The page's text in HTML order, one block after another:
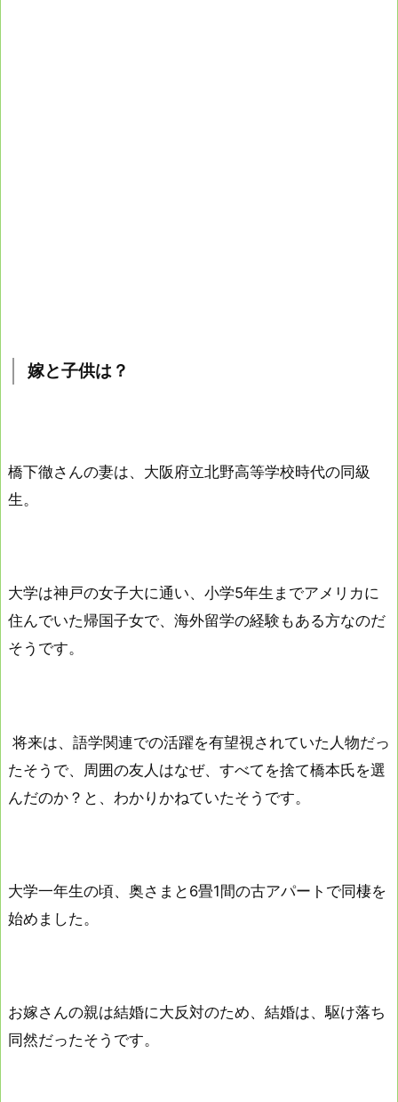
嫁と子供は？
橋下徹さんの妻は、大阪府立北野高等学校時代の同級
生。
大学は神戸の女子大に通い、小学5年生までアメリカに
住んでいた帰国子女で、海外留学の経験もある方なのだ
そうです。
将来は、語学関連での活躍を有望視されていた人物だっ
たそうで、周囲の友人はなぜ、すべてを捨て橋本氏を選
んだのか？と、わかりかねていたそうです。
大学一年生の頃、奥さまと6畳1間の古アパートで同棲を
始めました。
お嫁さんの親は結婚に大反対のため、結婚は、駆け落ち
同然だったそうです。